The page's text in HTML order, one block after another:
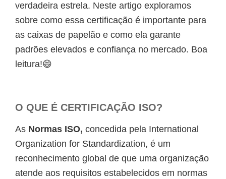
verdadeira estrela. Neste artigo exploramos
sobre como essa certificação é importante para
as caixas de papelão e como ela garante
padrões elevados e confiança no mercado. Boa
leitura!😄
O QUE É CERTIFICAÇÃO ISO?
As Normas ISO, concedida pela International
Organization for Standardization, é um
reconhecimento global de que uma organização
atende aos requisitos estabelecidos em normas